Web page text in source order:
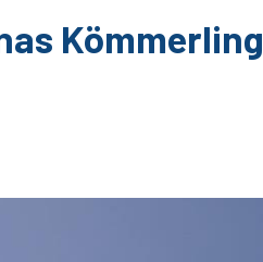
Kömmerling